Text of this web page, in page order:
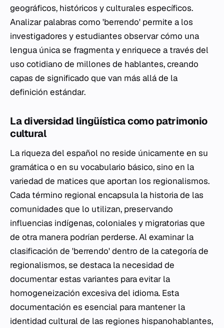
geográficos, históricos y culturales específicos.
Analizar palabras como 'berrendo' permite a los
investigadores y estudiantes observar cómo una
lengua única se fragmenta y enriquece a través del
uso cotidiano de millones de hablantes, creando
capas de significado que van más allá de la
definición estándar.
La diversidad lingüística como patrimonio
cultural
La riqueza del español no reside únicamente en su
gramática o en su vocabulario básico, sino en la
variedad de matices que aportan los regionalismos.
Cada término regional encapsula la historia de las
comunidades que lo utilizan, preservando
influencias indígenas, coloniales y migratorias que
de otra manera podrían perderse. Al examinar la
clasificación de 'berrendo' dentro de la categoría de
regionalismos, se destaca la necesidad de
documentar estas variantes para evitar la
homogeneización excesiva del idioma. Esta
documentación es esencial para mantener la
identidad cultural de las regiones hispanohablantes,